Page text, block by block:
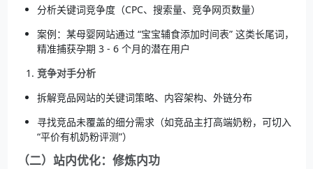
分析关键词竞争度（CPC、搜索量、竞争网页数量）
案例：某母婴网站通过 “宝宝辅食添加时间表” 这类长尾词，
精准捕获孕期 3 - 6 个月的潜在用户
竞争对手分析
拆解竞品网站的关键词策略、内容架构、外链分布
寻找竞品未覆盖的细分需求（如竞品主打高端奶粉，可切入
“平价有机奶粉评测”）
（二）站内优化：修炼内功